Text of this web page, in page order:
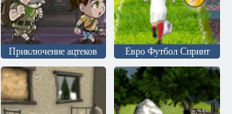
Приключение ацтеков Евро Футбол Спринт